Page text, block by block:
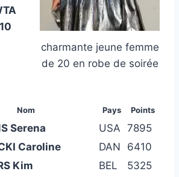
charmante jeune femme
de 20 en robe de soirée
Nom Pays Points
Serena USA 7895
Caroline DAN
6410
Kim BEL
5325